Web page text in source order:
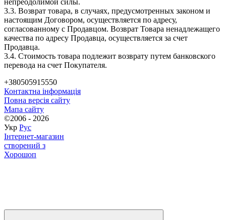
3.3. Возврат товара, в случаях, предусмотренных законом и
настоящим Договором, осуществляется по адресу,
согласованному с Продавцом. Возврат Товара ненадлежащего
качества по адресу Продавца, осуществляется за счет
Продавца.
3.4. Стоимость товара подлежит возврату путем банковского
перевода на счет Покупателя.
+380505915550
Контактна інформація
Повна версія сайту
Мапа сайту
©2006 - 2026
Укр Рус
Інтернет-магазин
створений з
Хорошоп